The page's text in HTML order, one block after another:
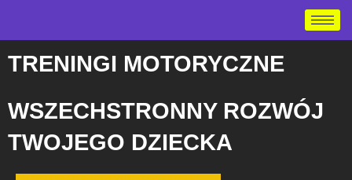
TRENINGI MOTORYCZNE
WSZECHSTRONNY ROZWÓJ
TWOJEGO DZIECKA